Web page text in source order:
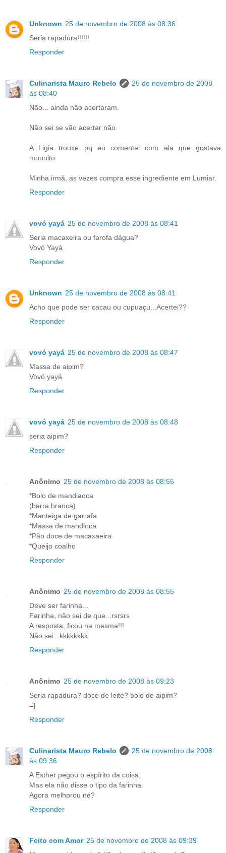
Unknown 25 de novembro de 2008 às 08:36
Seria rapadura!!!!!!
Responder
Culinarista Mauro Rebelo
25 de novembro de 2008
às 08:40
Não... ainda não acertaram.
Não sei se vão acertar não.
A Ligia trouxe pq eu comentei com ela que gostava
muuuito.
Minha irmã, as vezes compra esse ingrediente em Lumiar.
Responder
vovó yayá 25 de novembro de 2008 às 08:41
Seria macaxeira ou farofa dágua?
Vovó Yayá
Responder
Unknown 25 de novembro de 2008 às 08:41
Acho que pode ser cacau ou cupuaçu...Acertei??
Responder
vovó yayá 25 de novembro de 2008 às 08:47
Massa de aipim?
Vovó yayá
Responder
vovó yayá 25 de novembro de 2008 às 08:48
seria aipim?
Responder
Anônimo 25 de novembro de 2008 às 08:55
*Bolo de mandiaoca
(barra branca)
*Manteiga de garrafa
*Massa de mandioca
*Pão doce de macaxaeira
*Queijo coalho
Responder
Anônimo 25 de novembro de 2008 às 08:55
Deve ser farinha...
Farinha, não sei de que...rsrsrs
A resposta, ficou na mesma!!!
Não sei...kkkkkkkk
Responder
Anônimo 25 de novembro de 2008 às 09:23
Seria rapadura? doce de leite? bolo de aipim?
=]
Responder
Culinarista Mauro Rebelo
25 de novembro de 2008
às 09:36
A Esther pegou o espírito da coisa.
Mas ela não disse o tipo da farinha.
Agora melhorou né?
Responder
Feito com Amor 25 de novembro de 2008 às 09:39